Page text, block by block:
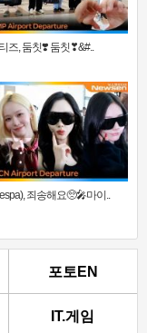
즈, 둠칫❣️ 둠칫❣&#..
죄송해요🥺🎤마이..
포토EN
IT.게임